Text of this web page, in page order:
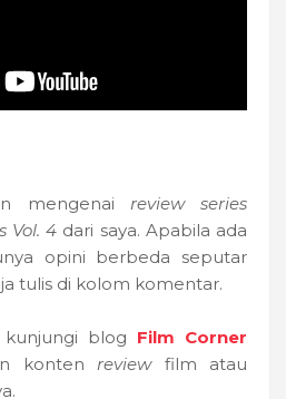
mengenai review series
Vol. 4 dari saya. Apabila ada
opini berbeda seputar
tulis di kolom komentar.
blog Film Corner
kontenreview film atau